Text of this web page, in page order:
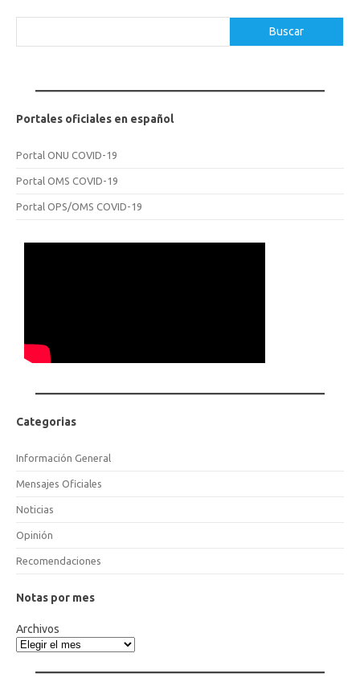
Buscar
Portales oficiales en español
Portal ONU COVID-19
Portal OMS COVID-19
Portal OPS/OMS COVID-19
Categorias
Información General
Mensajes Oficiales
Noticias
Opinión
Recomendaciones
Notas por mes
Archivos